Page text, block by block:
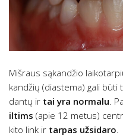
Mišraus sąkandžio
kandžių (diastema) gali
dantų ir tai yra normalu.
iltims (apie 12 metus)
kito link ir tarpas užsidaro.